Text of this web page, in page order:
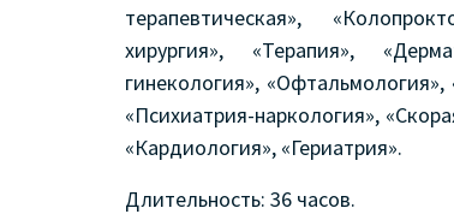
терапевтическая»,
хирургия», «Терапия»,
гинекология»,
«Психиатрия-наркология»,
«Кардиология», «Гериатрия».
Длительность: 36 часов.